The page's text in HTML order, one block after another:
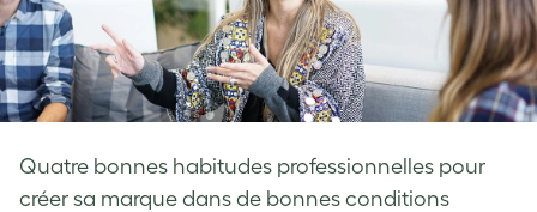
Quatre bonnes habitudes professionnelles pour
créer sa marque dans de bonnes conditions